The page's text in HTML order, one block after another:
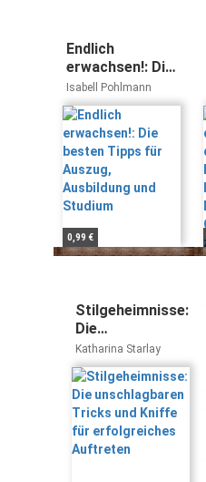
Endlich
erwachsen!: Die
besten Tipps für
Auszug,
Ausbildung und
Studium
Isabell Pohlmann
0,99 €
Stilgeheimnisse:
Die
unschlagbaren
Tricks und
Kniffe für
erfolgreiches
Auftreten
Katharina Starlay